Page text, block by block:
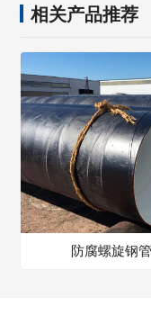
相关产品推荐
防腐螺旋钢管